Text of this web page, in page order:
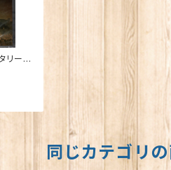
リー・
同じカテゴリ